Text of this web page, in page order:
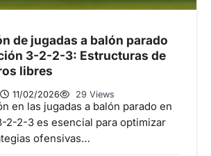
de jugadas a balón parado
3-2-2-3: Estructuras de
libres
11/02/2026 29 Views
en las jugadas a balón parado en
2-2-3 es esencial para optimizar
ofensivas…